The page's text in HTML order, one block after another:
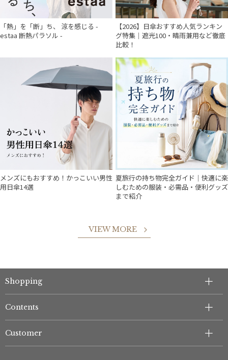
「熱」を「断」ち、 涼を感じる -
estaa 断熱パラソル -
【2026】日傘おすすめ人気ランキン
グ特集｜遮光100・晴雨兼用など徹底
比較！
メンズにもおすすめ！かっこいい男性
用日傘14選
夏旅行の持ち物完全ガイド｜快適に楽
しむための服装・必需品・便利グッズ
まで紹介
VIEW MORE
Shopping
Contents
Customer